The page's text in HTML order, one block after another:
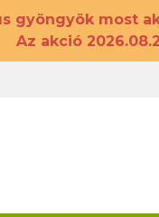
gyöngyök most
Az akció